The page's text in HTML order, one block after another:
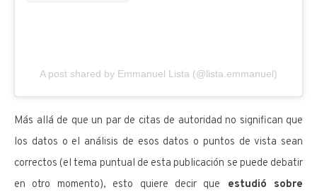
A post shared by Emmanuel Lista (@lista.emmanuel)
Más allá de que un par de citas de autoridad no significan que
los datos o el análisis de esos datos o puntos de vista sean
correctos (el tema puntual de esta publicación se puede debatir
en otro momento), esto quiere decir que estudió sobre